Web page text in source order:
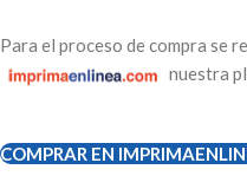
Para el proceso de compra se
nuestra
COMPRAR EN